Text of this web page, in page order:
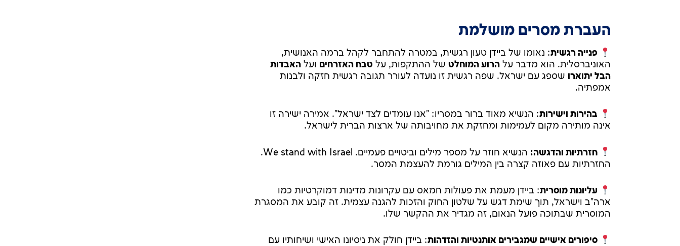
העברת מסרים מושלמת
פנייה רגשית: נאומו של ביידן טעון רגשית, במטרה להתחבר לקהל ברמה האנושית,
האוניברסלית. הוא מדבר עלהרוע המוחלט של ההתקפות, על טבח האזרחים ועלהאבדות
הבל יתוארו שספג עם ישראל. שפה רגשית זו נועדה לעורר תגובה רגשית חזקה ולבנות
אמפתיה.
בהירות וישירות: הנשיא מאוד ברור במסריו: "אנו עומדים לצד ישראל". אמירה ישירה זו
אינה מותירה מקום לעמימות ומחזקת את מחויבותה של ארצות הברית לישראל.
חזרתיות והדגשה:
הנשיא חוזר על מספר מילים וביטויים פעמיים. We stand with Israel.
החזרתיות עם פאוזה קצרה בין המילים גורמת להעצמת המסר.
עליונות מוסרית: ביידן מעמת את פעולות חמאס עם עקרונות מדינות דמוקרטיות כמו
ארה"ב וישראל, תוך שימת דגש על שלטון החוק והזכות להגנה עצמית. זה קובע את המסגרת
המוסרית שבתוכה פועל הנאום, זה מגדיר את ההקשר שלו.
סיפורים אישיים שמגבירים אותנטיות והזדהות: ביידן חולק את ניסיונו האישי ושיחותיו עם